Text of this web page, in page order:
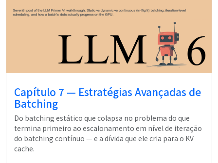
Capítulo 7 — Estratégias Avançadas de
Batching
Do batching estático que colapsa no problema do que
termina primeiro ao escalonamento em nível de iteração
do batching contínuo — e a dívida que ele cria para o KV
cache.